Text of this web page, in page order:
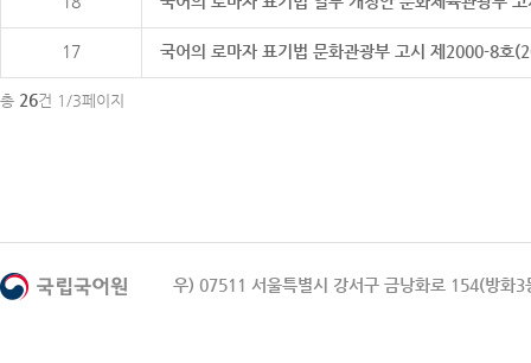
17 국어의 로마자 표기법 문화관광부 고시 제2000-8호
총 26건 1/3페이지
우) 07511 서울특별시 강서구 금낭화로 154(방화3